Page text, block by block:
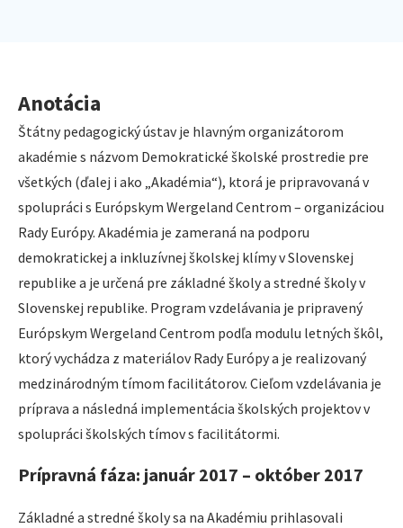
Anotácia
Štátny pedagogický ústav je hlavným organizátorom
akadémie s názvom Demokratické školské prostredie pre
všetkých (ďalej i ako „Akadémia“), ktorá je pripravovaná v
spolupráci s Európskym Wergeland Centrom – organizáciou
Rady Európy. Akadémia je zameraná na podporu
demokratickej a inkluzívnej školskej klímy v Slovenskej
republike a je určená pre základné školy a stredné školy v
Slovenskej republike. Program vzdelávania je pripravený
Európskym Wergeland Centrom podľa modulu letných škôl,
ktorý vychádza z materiálov Rady Európy a je realizovaný
medzinárodným tímom facilitátorov. Cieľom vzdelávania je
príprava a následná implementácia školských projektov v
spolupráci školských tímov s facilitátormi.
Prípravná fáza: január 2017 – október 2017
Základné a stredné školy sa na Akadémiu prihlasovali